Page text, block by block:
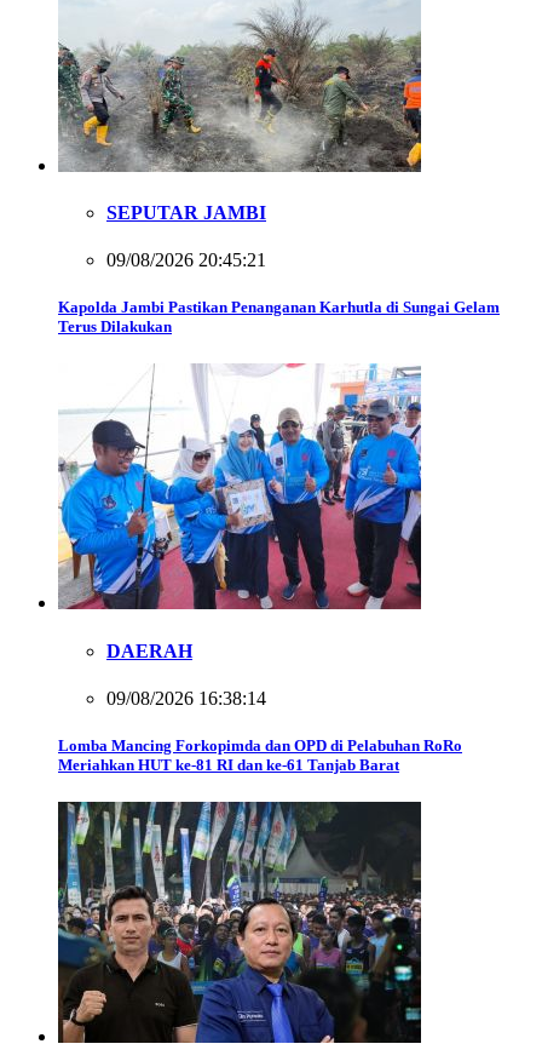
SEPUTAR JAMBI
09/08/2026 20:45:21
Kapolda Jambi Pastikan Penanganan Karhutla di Sungai Gelam
Terus Dilakukan
DAERAH
09/08/2026 16:38:14
Lomba Mancing Forkopimda dan OPD di Pelabuhan RoRo
Meriahkan HUT ke-81 RI dan ke-61 Tanjab Barat